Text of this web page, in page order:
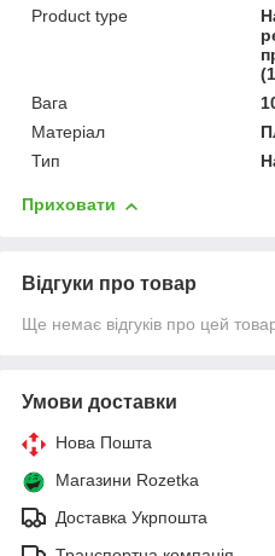
Product type
Вага
Матеріал
Тип
Приховати
Відгуки про товар
Ще немає відгуків про цей
Умови доставки
Нова Пошта
Магазини Rozetka
Доставка Укрпошта